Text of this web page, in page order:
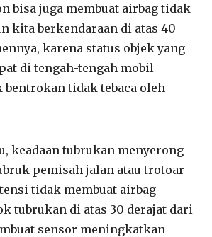
bisa juga membuat airbag tidak
kita berkendaraan di atas 40
karena status objek yang
di tengah-tengah mobil
bentrokan tidak tebaca oleh
keadaan tubrukan menyerong
pemisah jalan atau trotoar
tidak membuat airbag
tubrukan di atas 30 derajat dari
sensor meningkatkan